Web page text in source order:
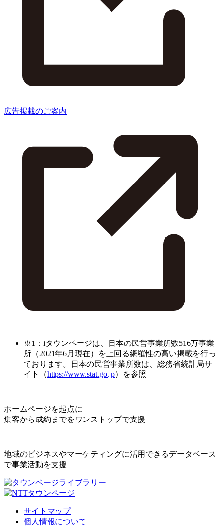
広告掲載のご案内
※1：iタウンページは、日本の民営事業所数516万事業
所（2021年6月現在）を上回る網羅性の高い掲載を行っ
ております。日本の民営事業所数は、総務省統計局サ
イト（https://www.stat.go.jp）を参照
ホームページを起点に
集客から成約までをワンストップで支援
地域のビジネスやマーケティングに活用できるデータベース
で事業活動を支援
サイトマップ
個人情報について